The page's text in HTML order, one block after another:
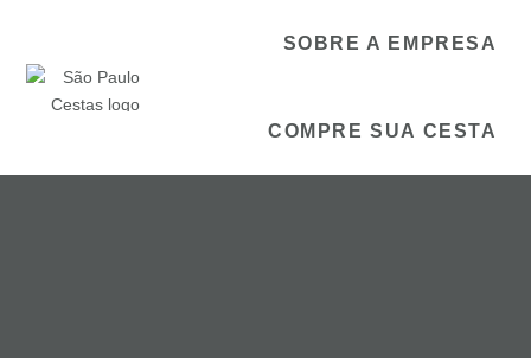
SOBRE A EMPRESA
COMPRE SUA CESTA